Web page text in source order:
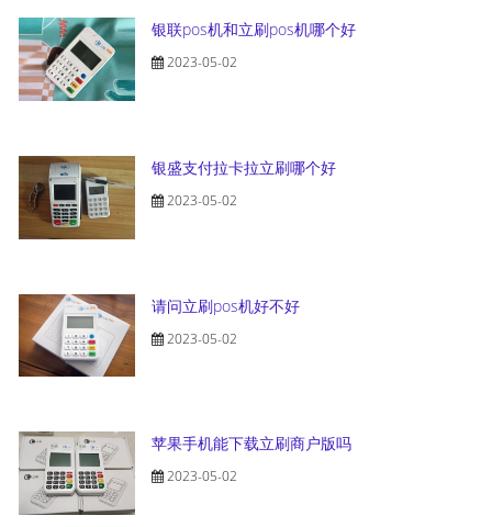
银联pos机和立刷pos机哪个好
2023-05-02
银盛支付拉卡拉立刷哪个好
2023-05-02
请问立刷pos机好不好
2023-05-02
苹果手机能下载立刷商户版吗
2023-05-02